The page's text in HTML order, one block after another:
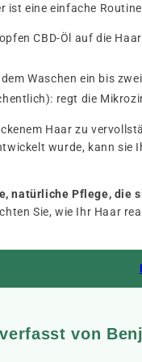
ist eine einfache
CBD-Öl auf die
dem Waschen ein bis
regt die
Haar zu
wurde, kann sie
natürliche Pflege, die
Sie, wie Ihr Haar
von